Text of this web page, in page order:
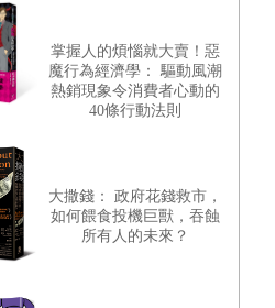
掌握人的煩惱就大賣！惡
魔行為經濟學： 驅動風潮
熱銷現象令消費者心動的
40條行動法則
大撒錢： 政府花錢救市，
如何餵食投機巨獸，吞蝕
所有人的未來？